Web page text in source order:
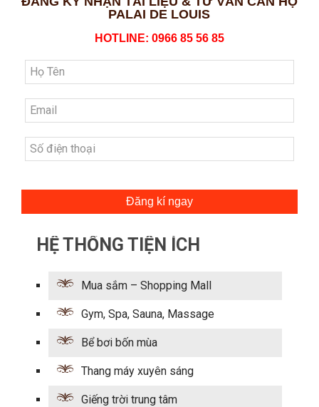
PALAI DE LOUIS
HOTLINE: 0966 85 56 85
Đăng kí ngay
HỆ THỐNG TIỆN ÍCH
Mua sắm – Shopping Mall
Gym, Spa, Sauna, Massage
Bể bơi bốn mùa
Thang máy xuyên sáng
Giếng trời trung tâm